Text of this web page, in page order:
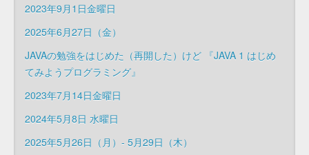
2023年9月1日金曜日
2025年6月27日（金）
JAVAの勉強をはじめた（再開した）けど 『JAVA 1 はじめ
てみようプログラミング』
2023年7月14日金曜日
2024年5月8日 水曜日
2025年5月26日（月）- 5月29日（木）